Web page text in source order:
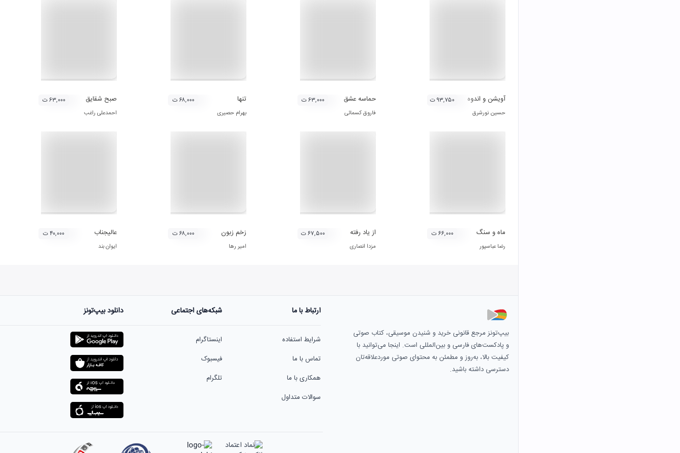
آویشن و اندوه
حسین نورشرق
۹۳,۷۵۰ ت حماسه عشق
فاروق کسمائی
۶۳,۰۰۰ ت تنها
بهرام حصیری
۶۸,۰۰۰ ت صبح شقایق
احمدعلی راغب
۶۳,۰۰۰ ت
ماه و سنگ
رضا عباسپور
۶۶,۰۰۰ ت از یاد رفته
مزدا انصاری
۶۷,۵۰۰ ت زخم زبون
امیر رها
۶۸,۰۰۰ ت عالیجناب
ایوان بند
۴۰,۰۰۰ ت
بیپ‌تونز مرجع قانونی خرید و شنیدن موسیقی، کتاب صوتی
و پادکست‌های فارسی و بین‌المللی است. اینجا می‌توانید با
کیفیت بالا، به‌روز و مطمئن به محتوای صوتی موردعلاقه‌تان
دسترسی داشته باشید.
ارتباط با ما
شرایط استفاده
تماس با ما
همکاری با ما
سوالات متداول
شبکه‌های اجتماعی
اینستاگرام
فیسبوک
تلگرام
دانلود بیپ‌تونز